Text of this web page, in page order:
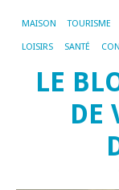
MAISON TOURISME
LOISIRS SANTÉ
LE
DE